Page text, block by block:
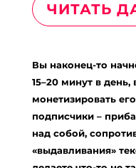
ЧИТАТЬ
Вы наконец-то
15–20 минут в день,
монетизировать
подписчики –
над собой,
«выдавливания»